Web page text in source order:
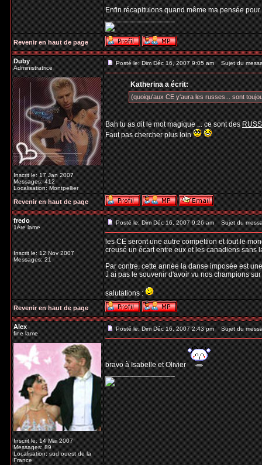
Enfin récapitulons quand même ma pensée
_________________
Revenir en haut de page
Duby
Administratrice
Inscrit le: 17 Jan 2007
Messages: 412
Localisation: Montpellier
Posté le: Dim Déc 16, 2007 9:05 am Sujet du
Katherina a écrit:
(quoiqu'aux CE y'aura les russes... sont
Bah tu as dit le mot magique ... ce sont des
Faut pas chercher plus loin
Revenir en haut de page
fredo
1ère lame
Inscrit le: 12 Nov 2007
Messages: 21
Posté le: Dim Déc 16, 2007 9:26 am Sujet du
les CE seront une autre compettion et tout le
creusé un écart entre eux et les canadiens sans
Par contre, cette année la danse imposée est
J ai pas le souvenir d'avoir vu nos champions
salutations :
Revenir en haut de page
Alex
fine lame
Inscrit le: 14 Mai 2007
Messages: 89
Localisation: sud ouest de la
France
Posté le: Dim Déc 16, 2007 2:43 pm Sujet du
bravo à Isabelle et Olivier
_________________